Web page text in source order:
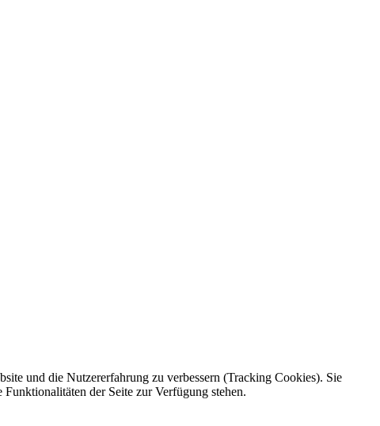
und die Nutzererfahrung zu verbessern (Tracking Cookies). Sie
der Seite zur Verfügung stehen.